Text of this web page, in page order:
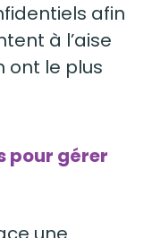
afin
à l’aise
ont le plus
pour gérer